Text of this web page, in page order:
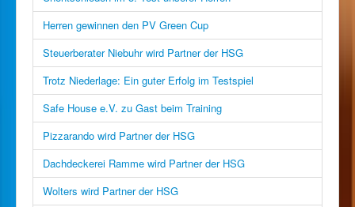
Herren gewinnen den PV Green Cup
Steuerberater Niebuhr wird Partner der HSG
Trotz Niederlage: Ein guter Erfolg im Testspiel
Safe House e.V. zu Gast beim Training
Pizzarando wird Partner der HSG
Dachdeckerei Ramme wird Partner der HSG
Wolters wird Partner der HSG